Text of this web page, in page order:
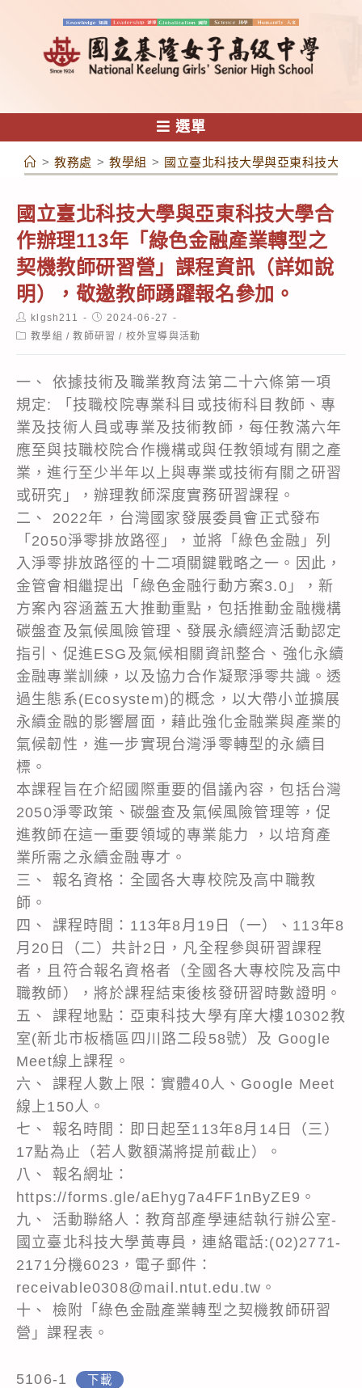
容
選單
> 教務處 > 教學組 > 國立臺北科技大學與亞東科技大學
國立臺北科技大學與亞東科技大學合
作辦理113年「綠色金融產業轉型之
契機教師研習營」課程資訊（詳如說
明），敬邀教師踴躍報名參加。
Post
author:
klgsh211
Post
published:
2024-06-27
Post教學組 / 教師研習 / 校外宣導與活動
一、 依據技術及職業教育法第二十六條第一項
規定: 「技職校院專業科目或技術科目教師、專
業及技術人員或專業及技術教師，每任教滿六年
應至與技職校院合作機構或與任教領域有關之產
業，進行至少半年以上與專業或技術有關之研習
或研究」，辦理教師深度實務研習課程。
二、 2022年，台灣國家發展委員會正式發布
「2050淨零排放路徑」，並將「綠色金融」列
入淨零排放路徑的十二項關鍵戰略之一。因此，
金管會相繼提出「綠色金融行動方案3.0」，新
方案內容涵蓋五大推動重點，包括推動金融機構
碳盤查及氣候風險管理、發展永續經濟活動認定
指引、促進ESG及氣候相關資訊整合、強化永續
金融專業訓練，以及協力合作凝聚淨零共識。透
過生態系(Ecosystem)的概念，以大帶小並擴展
永續金融的影響層面，藉此強化金融業與產業的
氣候韌性，進一步實現台灣淨零轉型的永續目
標。
本課程旨在介紹國際重要的倡議內容，包括台灣
2050淨零政策、碳盤查及氣候風險管理等，促
進教師在這一重要領域的專業能力 ，以培育產
業所需之永續金融專才。
三、 報名資格：全國各大專校院及高中職教
師。
四、 課程時間：113年8月19日（一）、113年8
月20日（二）共計2日，凡全程參與研習課程
者，且符合報名資格者（全國各大專校院及高中
職教師），將於課程結束後核發研習時數證明。
五、 課程地點：亞東科技大學有庠大樓10302教
室(新北市板橋區四川路二段58號）及 Google
Meet線上課程。
六、 課程人數上限：實體40人、Google Meet
線上150人。
七、 報名時間：即日起至113年8月14日（三）
17點為止（若人數額滿將提前截止）。
八、 報名網址：
https://forms.gle/aEhyg7a4FF1nByZE9。
九、 活動聯絡人：教育部產學連結執行辦公室-
國立臺北科技大學黃專員，連絡電話:(02)2771-
2171分機6023，電子郵件：
receivable0308@mail.ntut.edu.tw。
十、 檢附「綠色金融產業轉型之契機教師研習
營」課程表。
5106-1 下載